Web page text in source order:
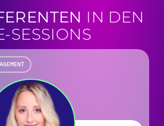
IN DEN
SESSIONS